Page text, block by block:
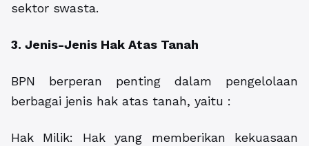
sektor swasta.
3. Jenis-Jenis Hak Atas Tanah
BPN berperan penting dalam pengelolaan
berbagai jenis hak atas tanah, yaitu :
Hak Milik: Hak yang memberikan kekuasaan